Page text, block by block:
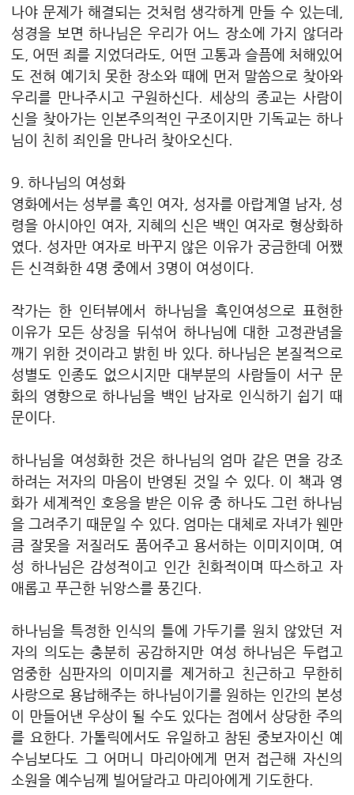
나야 문제가 해결되는 것처럼 생각하게 만들 수 있는데,
성경을 보면 하나님은 우리가 어느 장소에 가지 않더라
도, 어떤 죄를 지었더라도, 어떤 고통과 슬픔에 처해있어
도 전혀 예기치 못한 장소와 때에 먼저 말씀으로 찾아와
우리를 만나주시고 구원하신다. 세상의 종교는 사람이
신을 찾아가는 인본주의적인 구조이지만 기독교는 하나
님이 친히 죄인을 만나러 찾아오신다.
9. 하나님의 여성화
영화에서는 성부를 흑인 여자, 성자를 아랍계열 남자, 성
령을 아시아인 여자, 지혜의 신은 백인 여자로 형상화하
였다. 성자만 여자로 바꾸지 않은 이유가 궁금한데 어쨌
든 신격화한 4명 중에서 3명이 여성이다.
작가는 한 인터뷰에서 하나님을 흑인여성으로 표현한
이유가 모든 상징을 뒤섞어 하나님에 대한 고정관념을
깨기 위한 것이라고 밝힌 바 있다. 하나님은 본질적으로
성별도 인종도 없으시지만 대부분의 사람들이 서구 문
화의 영향으로 하나님을 백인 남자로 인식하기 쉽기 때
문이다.
하나님을 여성화한 것은 하나님의 엄마 같은 면을 강조
하려는 저자의 마음이 반영된 것일 수 있다. 이 책과 영
화가 세계적인 호응을 받은 이유 중 하나도 그런 하나님
을 그려주기 때문일 수 있다. 엄마는 대체로 자녀가 웬만
큼 잘못을 저질러도 품어주고 용서하는 이미지이며, 여
성 하나님은 감성적이고 인간 친화적이며 따스하고 자
애롭고 푸근한 뉘앙스를 풍긴다.
하나님을 특정한 인식의 틀에 가두기를 원치 않았던 저
자의 의도는 충분히 공감하지만 여성 하나님은 두렵고
엄중한 심판자의 이미지를 제거하고 친근하고 무한히
사랑으로 용납해주는 하나님이기를 원하는 인간의 본성
이 만들어낸 우상이 될 수도 있다는 점에서 상당한 주의
를 요한다. 가톨릭에서도 유일하고 참된 중보자이신 예
수님보다도 그 어머니 마리아에게 먼저 접근해 자신의
소원을 예수님께 빌어달라고 마리아에게 기도한다.